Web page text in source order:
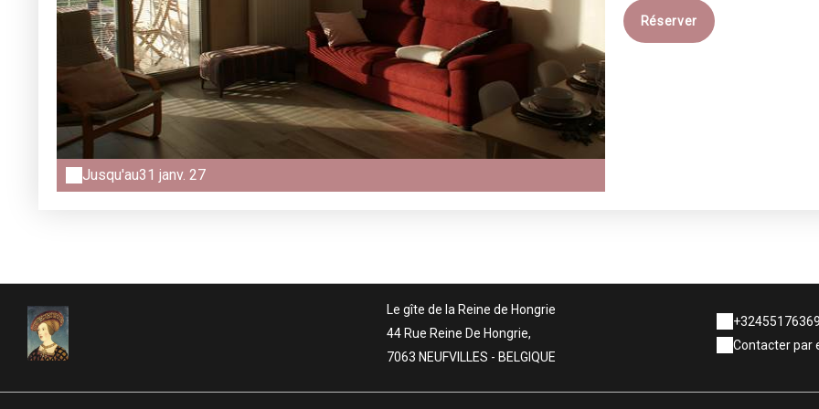
Jusqu'au31 janv. 27
Réserver
Le gîte de la Reine de Hongrie
44 Rue Reine De Hongrie,
7063 NEUFVILLES - BELGIQUE
+32455176369
Contacter par